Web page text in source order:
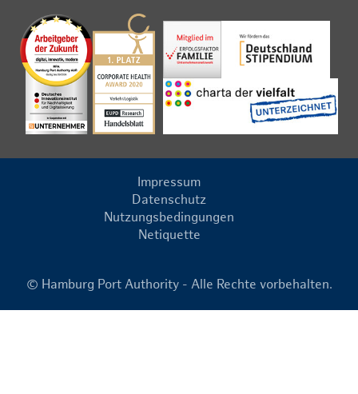
Impressum
Datenschutz
Nutzungsbedingungen
Netiquette
© Hamburg Port Authority - Alle Rechte vorbehalten.